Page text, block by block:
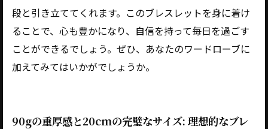
段と引き立ててくれます。このブレスレットを身に着け
ることで、心も豊かになり、自信を持って毎日を過ごす
ことができるでしょう。ぜひ、あなたのワードローブに
加えてみてはいかがでしょうか。
90gの重厚感と20cmの完璧なサイズ: 理想的なブレ